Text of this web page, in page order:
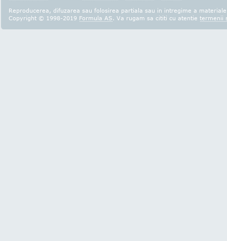
Reproducerea, difuzarea sau folosirea partiala sau in intregime a
Copyright © 1998-2019 Formula AS. Va rugam sa cititi cu atentie termenii